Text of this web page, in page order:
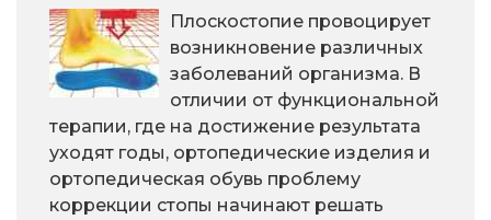
Плоскостопие провоцирует
возникновение различных
заболеваний организма. В
отличии от функциональной
терапии, где на достижение результата
уходят годы, ортопедические изделия и
ортопедическая обувь проблему
коррекции стопы начинают решать